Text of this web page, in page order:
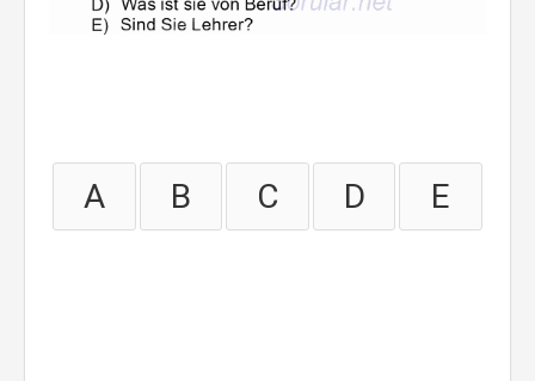
A B C D E